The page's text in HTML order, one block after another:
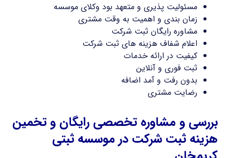
مسئولیت پذیری و متعهد بود وکلای موسسه
زمان بندی و اهمیت به وقت مشتری
مشاوره رایگان ثبت شرکت
اعلام شفاف هزینه های ثبت شرکت
کیفیت در ارائه خدمات
ثبت فوری و آنلاین
بدون رفت و آمد اضافه
رضایت مشتری
بررسی و مشاوره تخصصی رایگان و تخمین
هزینه ثبت شرکت در موسسه ثبتی